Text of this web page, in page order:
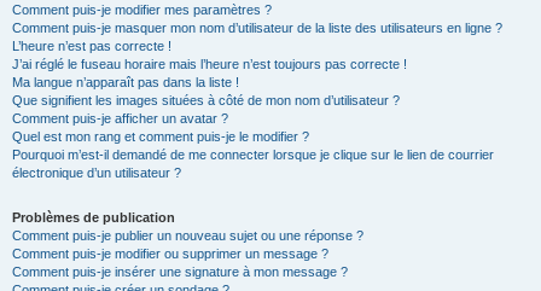
Comment puis-je modifier mes paramètres ?
Comment puis-je masquer mon nom d’utilisateur de la liste des utilisateurs en ligne ?
L’heure n’est pas correcte !
J’ai réglé le fuseau horaire mais l’heure n’est toujours pas correcte !
Ma langue n’apparaît pas dans la liste !
Que signifient les images situées à côté de mon nom d’utilisateur ?
Comment puis-je afficher un avatar ?
Quel est mon rang et comment puis-je le modifier ?
Pourquoi m’est-il demandé de me connecter lorsque je clique sur le lien de courrier
électronique d’un utilisateur ?
Problèmes de publication
Comment puis-je publier un nouveau sujet ou une réponse ?
Comment puis-je modifier ou supprimer un message ?
Comment puis-je insérer une signature à mon message ?